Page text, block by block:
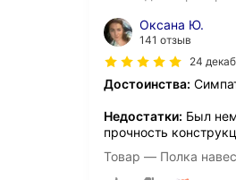
Оксана Ю.
141 отзыв
24
Достоинства:
Недостатки: Был
прочность
Товар — Полка